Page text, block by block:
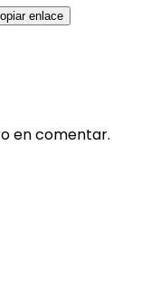
enlace
en comentar.